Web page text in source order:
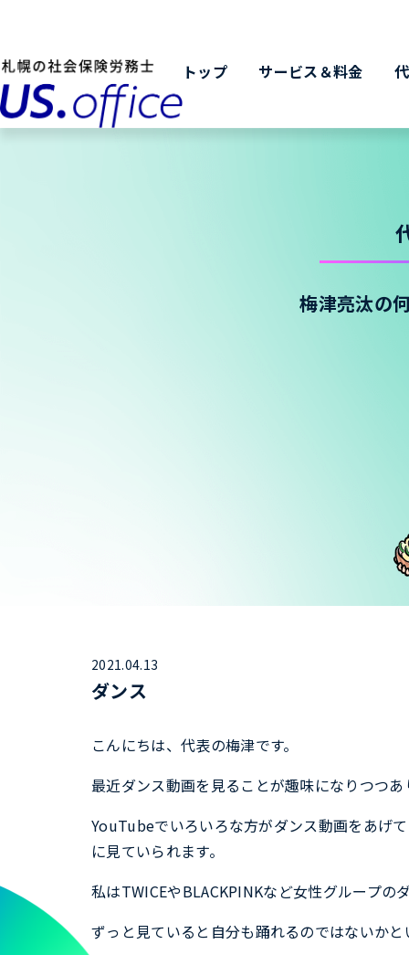
トップ サービス＆料金
梅津亮汰の
2021.04.13
ダンス
こんにちは、代表の梅津です。
最近ダンス動画を見ることが趣味になりつつあ
YouTubeでいろいろな方がダンス動画をあげ
に見ていられます。
私はTWICEやBLACKPINKなど女性グループの
ずっと見ていると自分も踊れるのではないか